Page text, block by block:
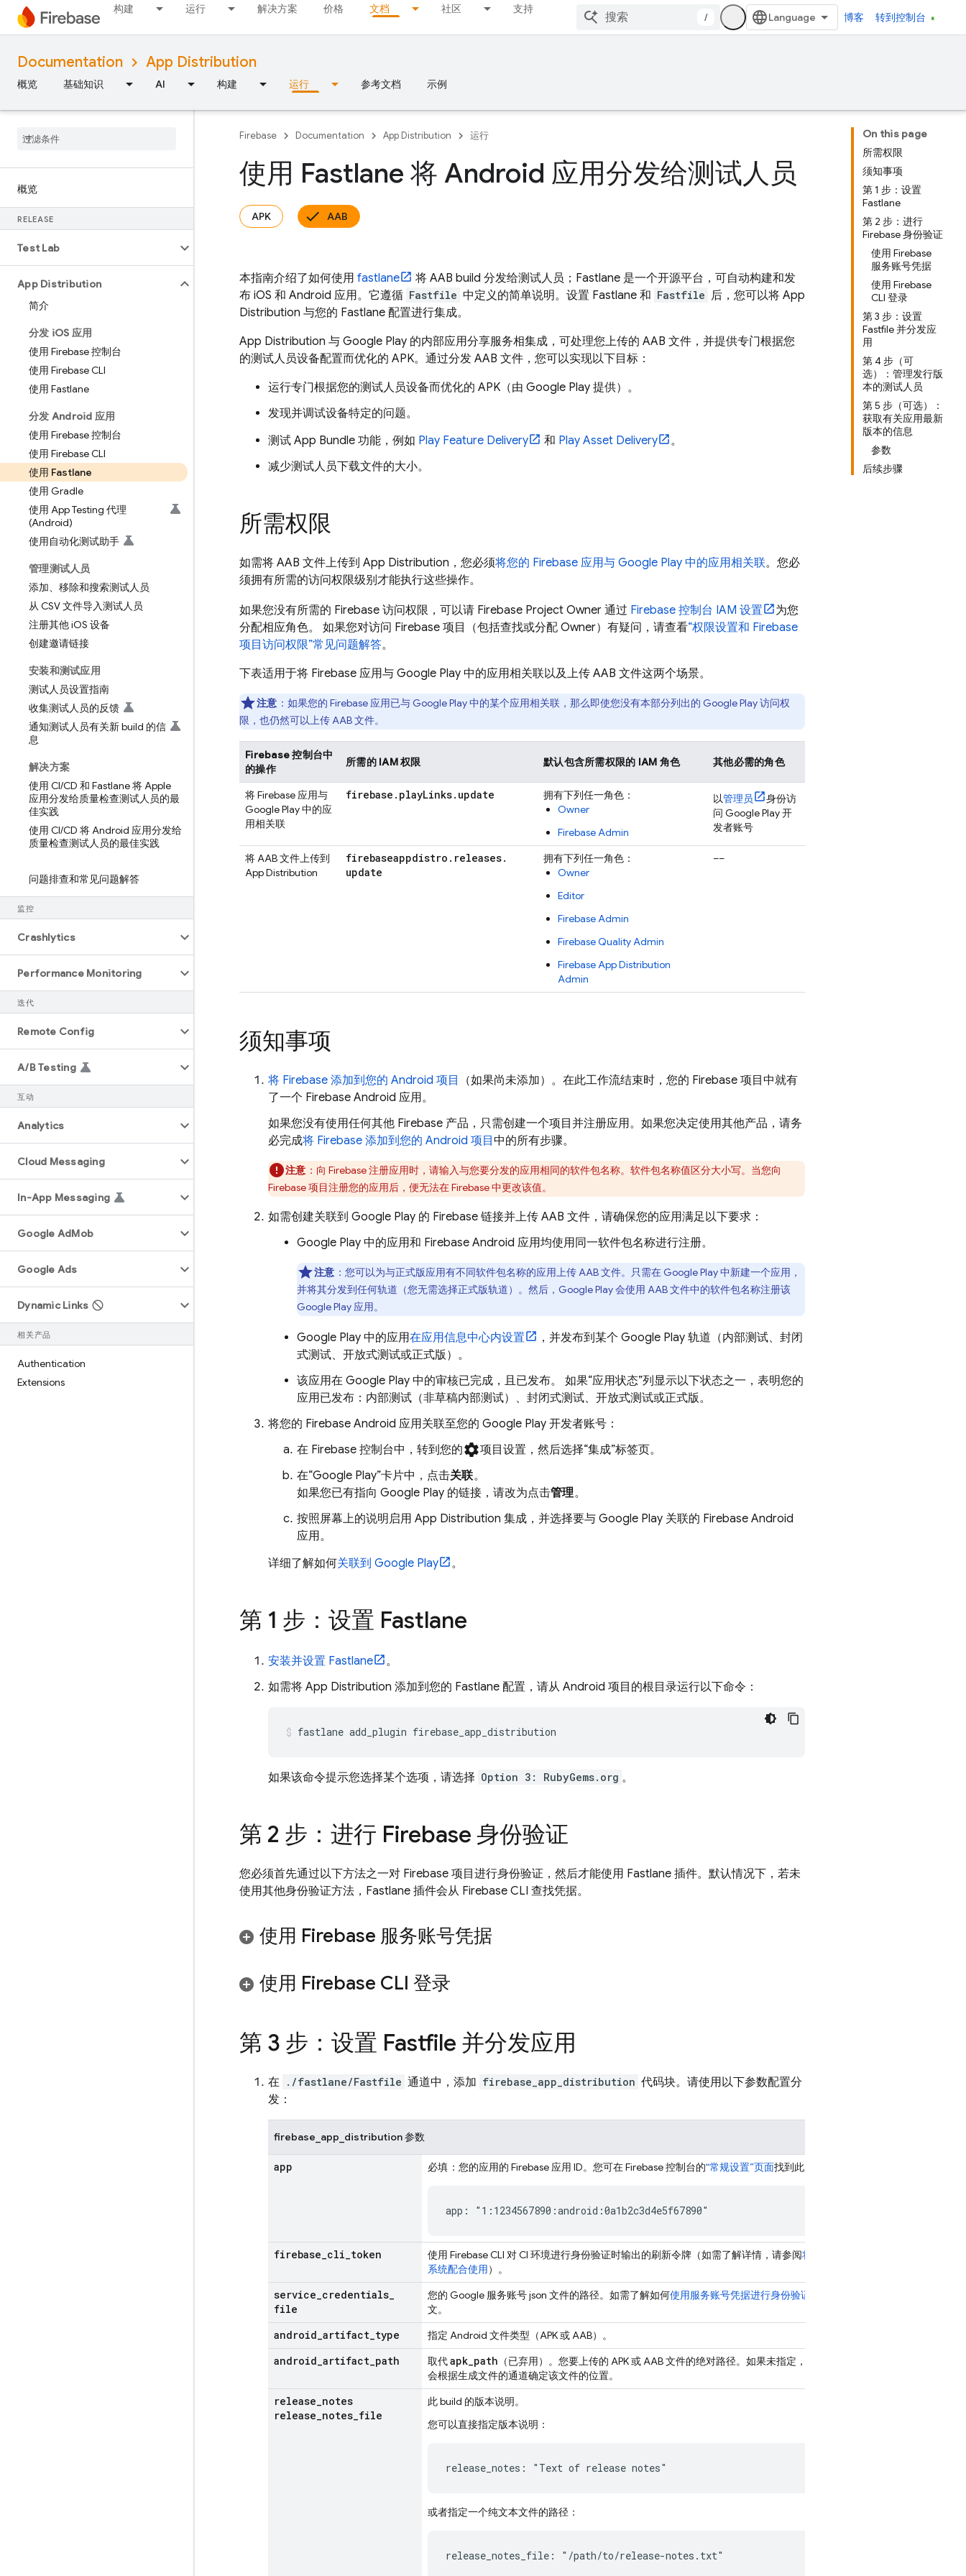
构建 运行 解决方案 价格 文档 社区 支持
/ 博客 转到控制台
Documentation App Distribution
概览 基础知识 AI 构建 运行 参考文档 示例
概览
RELEASE
Test Lab
App Distribution
简介
分发 iOS 应用
使用 Firebase 控制台
使用 Firebase CLI
使用 Fastlane
分发 Android 应用
使用 Firebase 控制台
使用 Firebase CLI
使用 Fastlane
使用 Gradle
使用 App Testing 代理
(Android)
使用自动化测试助手
管理测试人员
添加、移除和搜索测试人员
从 CSV 文件导入测试人员
注册其他 iOS 设备
创建邀请链接
安装和测试应用
测试人员设置指南
收集测试人员的反馈
通知测试人员有关新 build 的信
息
解决方案
使用 CI/CD 和 Fastlane 将 Apple
应用分发给质量检查测试人员的最
佳实践
使用 CI/CD 将 Android 应用分发给
质量检查测试人员的最佳实践
问题排查和常见问题解答
监控
Crashlytics
Performance Monitoring
迭代
Remote Config
A/B Testing
互动
Analytics
Cloud Messaging
In-App Messaging
Google AdMob
Google Ads
Dynamic Links
相关产品
Authentication
Extensions
On this page
所需权限
须知事项
第 1 步：设置
Fastlane
第 2 步：进行
Firebase 身份验证
使用 Firebase
服务账号凭据
使用 Firebase
CLI 登录
第 3 步：设置
Fastfile 并分发应
用
第 4 步（可
选）：管理发行版
本的测试人员
第 5 步（可选）：
获取有关应用最新
版本的信息
参数
后续步骤
Firebase Documentation App Distribution 运行
使用 Fastlane 将 Android 应用分发给测试人员
APK AAB
本指南介绍了如何使用 fastlane
将 AAB build 分发给测试人员；Fastlane 是一个开源平台，可自动构建和发
布 iOS 和 Android 应用。它遵循 Fastfile 中定义的简单说明。设置 Fastlane 和 Fastfile 后，您可以将 App
Distribution 与您的 Fastlane 配置进行集成。
App Distribution 与 Google Play 的内部应用分享服务相集成，可处理您上传的 AAB 文件，并提供专门根据您
的测试人员设备配置而优化的 APK。通过分发 AAB 文件，您可以实现以下目标：
运行专门根据您的测试人员设备而优化的 APK（由 Google Play 提供）。
发现并调试设备特定的问题。
测试 App Bundle 功能，例如 Play Feature Delivery 和 Play Asset Delivery
。
减少测试人员下载文件的大小。
所需权限
如需将 AAB 文件上传到 App Distribution ，您必须将您的 Firebase 应用与 Google Play 中的应用相关联。您必
须拥有所需的访问权限级别才能执行这些操作。
如果您没有所需的 Firebase 访问权限，可以请 Firebase Project Owner 通过 Firebase 控制台 IAM 设置
为您
分配相应角色。 如果您对访问 Firebase 项目（包括查找或分配 Owner）有疑问，请查看“权限设置和 Firebase
项目访问权限”常见问题解答。
下表适用于将 Firebase 应用与 Google Play 中的应用相关联以及上传 AAB 文件这两个场景。
注意 ：如果您的 Firebase 应用已与 Google Play中的某个应用相关联，那么即使您没有本部分列出的 Google Play访问权
限 ，也仍然可以上传 AAB 文件。
Firebase控制台中
的操作
所需的 IAM 权限 默认包含所需权限的 IAM 角色 其他必需的角色
将 Firebase 应用与
Google Play中的应
用相关联
firebase . playLinks. update
拥有下列任一角色：
Owner
Firebase Admin
以管理员
身份访
问 Google Play开
发者账号
将 AAB 文件上传到
App Distribution
firebaseappdistro . releases.
update
拥有下列任一角色：
Owner
Editor
Firebase Admin
Firebase Quality Admin
Firebase App Distribution
Admin
––
须知事项
将 Firebase 添加到您的 Android 项目
（如果尚未添加）。在此工作流结束时，您的 Firebase 项目中就有
了一个 Firebase Android 应用。
如果您没有使用任何其他 Firebase 产品，只需创建一个项目并注册应用。如果您决定使用其他产品，请务
必完成将 Firebase 添加到您的 Android 项目 中的所有步骤。
注意 ：向 Firebase 注册应用时，请输入与您要分发的应用相同的软件包名称。软件包名称值区分大小写。当您向
Firebase 项目注册您的应用后，便无法在 Firebase 中更改该值。
如需创建关联到 Google Play 的 Firebase 链接并上传 AAB 文件，请确保您的应用满足以下要求：
Google Play 中的应用和 Firebase Android 应用均使用同一软件包名称进行注册。
注意 ：您可以为与正式版应用有不同软件包名称的应用上传 AAB 文件。只需在 Google Play 中新建一个应用，
并将其分发到任何轨道（您无需选择正式版轨道）。然后，Google Play 会使用 AAB 文件中的软件包名称注册该
Google Play 应用。
Google Play 中的应用在应用信息中心内设置
，并发布到某个 Google Play 轨道（内部测试、封闭
式测试、开放式测试或正式版）。
该应用在 Google Play 中的审核已完成，且已发布。 如果“应用状态”列显示以下状态之一，表明您的
应用已发布：内部测试（非草稿内部测试）、封闭式测试、开放式测试或正式版。
将您的 Firebase Android 应用关联至您的 Google Play 开发者账号：
在 Firebase 控制台中，转到您的settings项目设置 ，然后选择“集成”标签页。
在“Google Play”卡片中，点击关联。
如果您已有指向 Google Play 的链接，请改为点击管理。
按照屏幕上的说明启用 App Distribution 集成，并选择要与 Google Play 关联的 Firebase Android
应用。
详细了解如何关联到 Google Play 。
第 1 步：设置 Fastlane
安装并设置 Fastlane
。
如需将 App Distribution 添加到您的 Fastlane 配置，请从 Android 项目的根目录运行以下命令：
fastlane add_plugin firebase_app_distribution
如果该命令提示您选择某个选项，请选择 Option 3: RubyGems.org 。
第 2 步：进行 Firebase 身份验证
您必须首先通过以下方法之一对 Firebase 项目进行身份验证，然后才能使用 Fastlane 插件。默认情况下，若未
使用其他身份验证方法，Fastlane 插件会从 Firebase CLI 查找凭据。
使用 Firebase 服务账号凭据
使用 Firebase CLI 登录
第 3 步：设置 Fastfile 并分发应用
在 ./fastlane/Fastfile 通道中，添加 firebase_app_distribution 代码块。请使用以下参数配置分
发：
firebase_app_distribution 参数
app 必填 ：您的应用的 Firebase 应用 ID。您可在Firebase控制台的“常规设置”页面找到此应用 ID。
app: "1:1234567890:android:0a1b2c3d4e5f67890"
firebase_cli_token 使用 FirebaseCLI 对 CI 环境进行身份验证时输出的刷新令牌（如需了解详情，请参阅将 CLI 与 CI
系统配合使用）。
service_credentials_
file
您的 Google 服务账号 json 文件的路径。如需了解如何使用服务账号凭据进行身份验证
文。
android_artifact_type 指定 Android 文件类型（APK 或 AAB）。
android_artifact_path 取代apk_path （已弃用）。您要上传的 APK 或 AAB 文件的绝对路径。如果未指定，则 Fastlane
会根据生成文件的通道确定该文件的位置。
release_notes
release_notes_file
此 build 的版本说明。
您可以直接指定版本说明：
release_notes: "Text of release notes"
或者指定一个纯文本文件的路径：
release_notes_file: "/path/to/release-notes.txt"